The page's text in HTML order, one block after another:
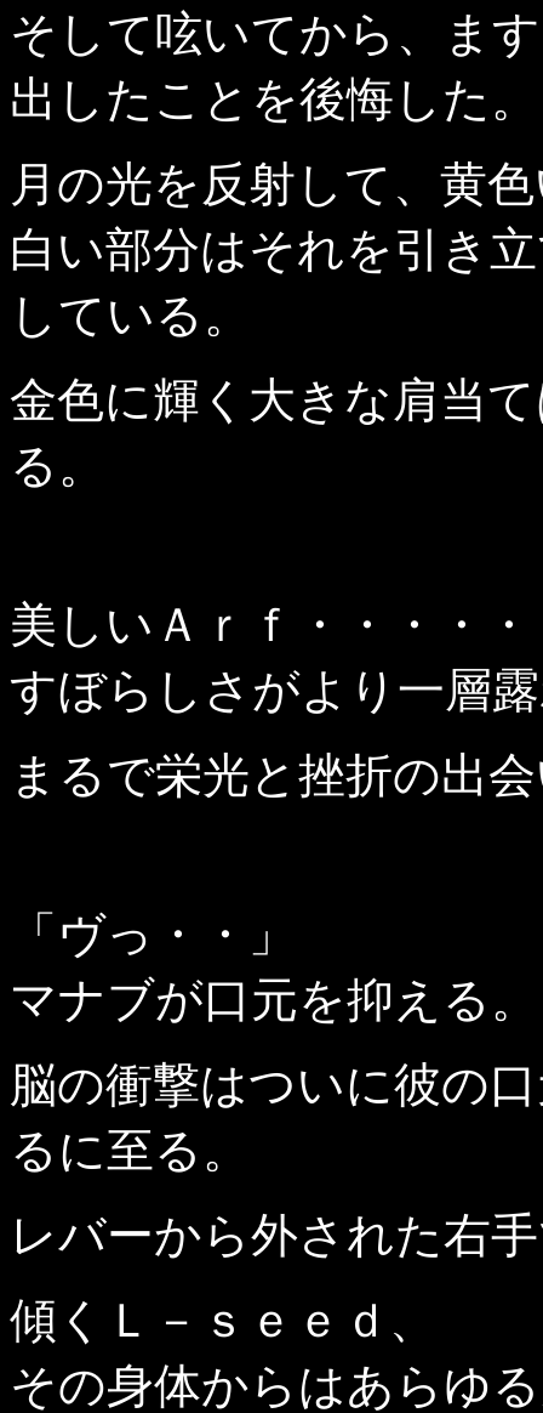
そして呟いてから、ま
出したことを後悔した。
月の光を反射して、黄
白い部分はそれを引き
している。
金色に輝く大きな肩当
る。
美しいＡｒｆ・・・・
すぼらしさがより一層
まるで栄光と挫折の出
「ヴっ・・」
マナブが口元を抑える。
脳の衝撃はついに彼の
るに至る。
レバーから外された右
傾くＬ－ｓｅｅｄ、
その身体からはあらゆ